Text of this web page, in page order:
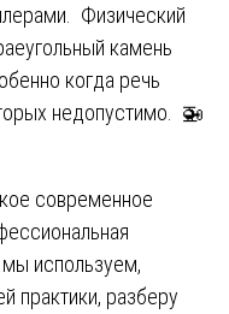
Физический
камень
когда речь
недопустимо. 🚁
современное
мы используем,
практики, разберу